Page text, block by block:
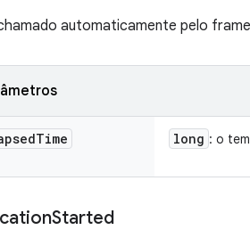
automaticamente pelo
Time long : o
Started